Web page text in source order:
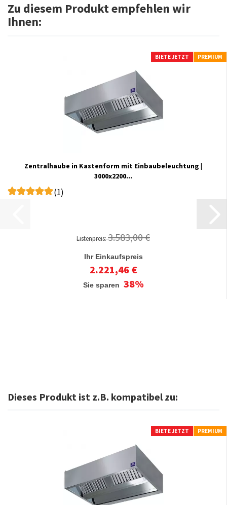
Zu diesem Produkt empfehlen wir
Ihnen:
BIETE JETZT PREMIUM
Zentralhaube in Kastenform mit Einbaubeleuchtung |
3000x2200...
(1)
Listenpreis:3.583,00 €
Ihr Einkaufspreis
2.221,46 €
Sie sparen 38%
Dieses Produkt ist z.B. kompatibel zu:
BIETE JETZT PREMIUM